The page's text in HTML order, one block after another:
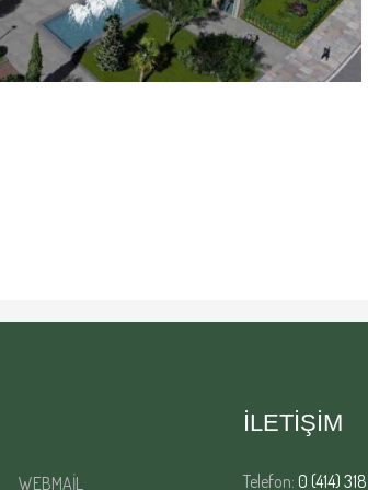
WEBMAİL
İLETİŞİM
Telefon: 0 (414)